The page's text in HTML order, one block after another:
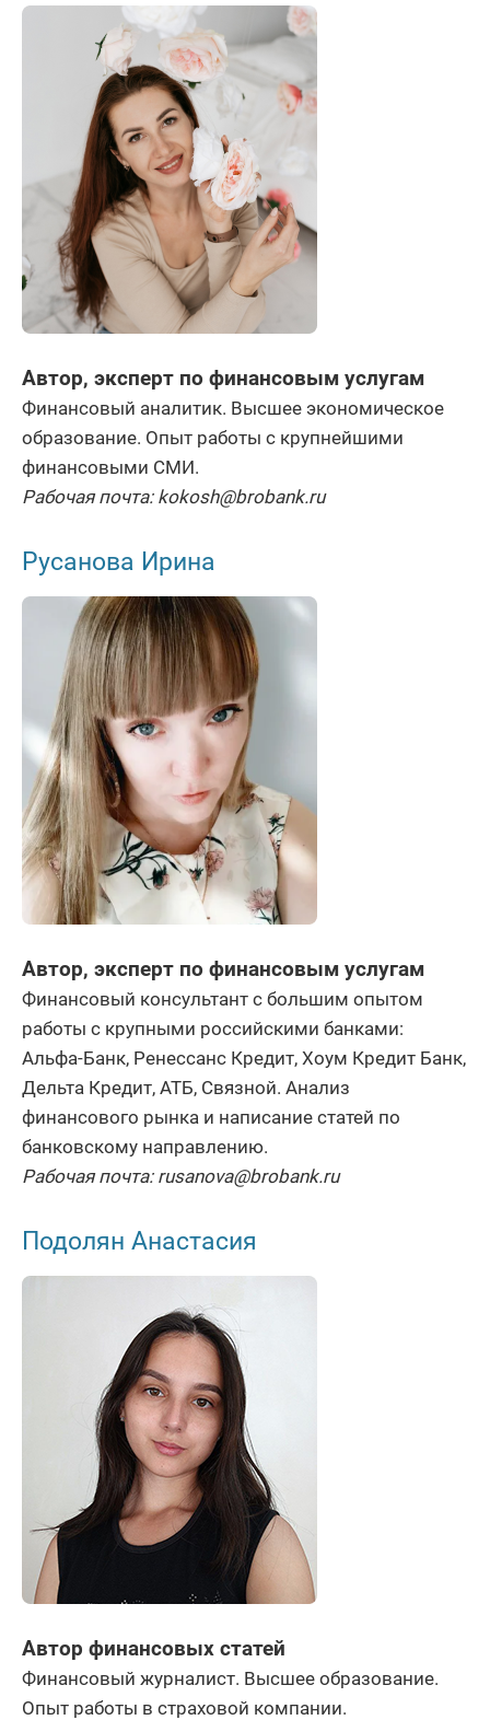
Автор, эксперт по финансовым услугам
Финансовый аналитик. Высшее экономическое
образование. Опыт работы с крупнейшими
финансовыми СМИ.
Рабочая почта: kokosh@brobank.ru
Русанова Ирина
Автор, эксперт по финансовым услугам
Финансовый консультант с большим опытом
работы с крупными российскими банками:
Альфа-Банк, Ренессанс Кредит, Хоум Кредит Банк,
Дельта Кредит, АТБ, Связной. Анализ
финансового рынка и написание статей по
банковскому направлению.
Рабочая почта: rusanova@brobank.ru
Подолян Анастасия
Автор финансовых статей
Финансовый журналист. Высшее образование.
Опыт работы в страховой компании.